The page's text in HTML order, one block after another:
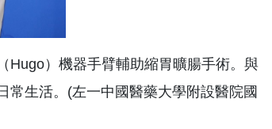
Hugo）機器手臂輔助縮胃曠腸手術。與
常生活。(左一中國醫藥大學附設醫院國